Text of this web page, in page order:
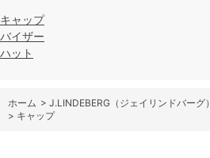
キャップ
バイザー
ハット
ホーム > J.LINDEBERG（ジェイリンドバーグ）
> キャップ